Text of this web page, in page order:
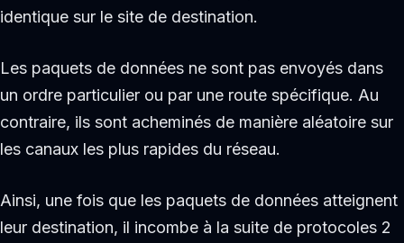
identique sur le site de destination.
Les paquets de données ne sont pas envoyés dans
un ordre particulier ou par une route spécifique. Au
contraire, ils sont acheminés de manière aléatoire sur
les canaux les plus rapides du réseau.
Ainsi, une fois que les paquets de données atteignent
leur destination, il incombe à la suite de protocoles 2